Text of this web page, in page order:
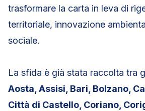
trasformare la carta in leva di
territoriale, innovazione
sociale.
La sfida è già stata raccolta tra
Aosta, Assisi, Bari, Bolzano,
Città di Castello, Coriano,